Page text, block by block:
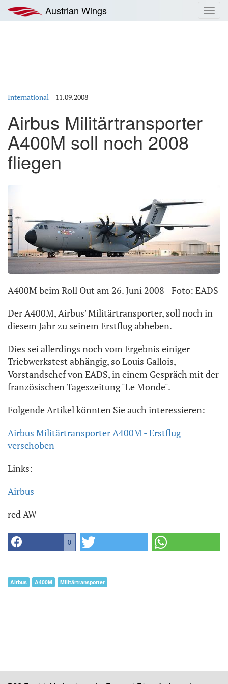
Inhalt
springen
Austrian Wings
International– 11.09.2008
Airbus Militärtransporter
A400M soll noch 2008
fliegen
A400M beim Roll Out am 26. Juni 2008 - Foto: EADS
Der A400M, Airbus' Militärtransporter, soll noch in
diesem Jahr zu seinem Erstflug abheben.
Dies sei allerdings noch vom Ergebnis einiger
Triebwerkstest abhängig, so Louis Gallois,
Vorstandschef von EADS, in einem Gespräch mit der
französischen Tageszeitung "Le Monde".
Folgende Artikel könnten Sie auch interessieren:
Airbus Militärtransporter A400M - Erstflug
verschoben
Links:
Airbus
red AW
0
Airbus A400M Militärtransporter